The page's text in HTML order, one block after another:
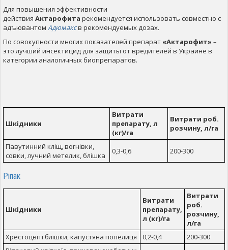
Для повышения эффективности
действия Актарофита рекомендуется использовать совместно с
адъювантом Адюмаксв рекомендуемых дозах.
По совокупности многих показателей препарат «Актарофит» –
это лучший инсектицид для защиты от вредителей в Украине в
категории аналогичных биопрепаратов.
Шкідники
Витрати
препарату, л
(кг)/га
Витрати роб.
розчину, л/га
Павутинний кліщ, вогнівки,
совки, лучний метелик, блішка
0,3-0,6 200-300
Ріпак
Шкідники
Витрати
препарату,
л (кг)/га
Витрати
роб.
розчину,
л/га
Хрестоцвіті блішки, капустяна попелиця
0,2-0,4
200-300